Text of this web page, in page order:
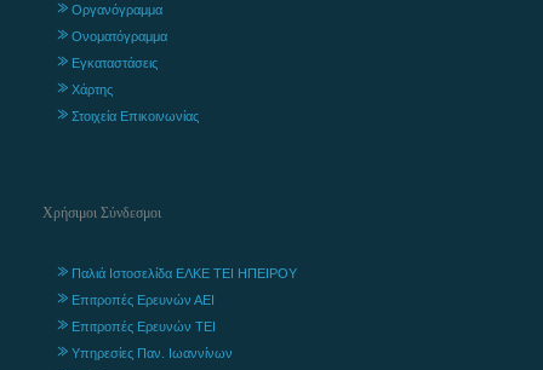
Οργανόγραμμα
Ονοματόγραμμα
Εγκαταστάσεις
Χάρτης
Στοιχεία Επικοινωνίας
Χρήσιμοι Σύνδεσμοι
Παλιά Ιστοσελίδα ΕΛΚΕ ΤΕΙ ΗΠΕΙΡΟΥ
Επιτροπές Ερευνών ΑΕΙ
Επιτροπές Ερευνών ΤΕΙ
Υπηρεσίες Παν. Ιωαννίνων